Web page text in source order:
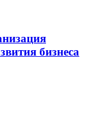
бизнеса